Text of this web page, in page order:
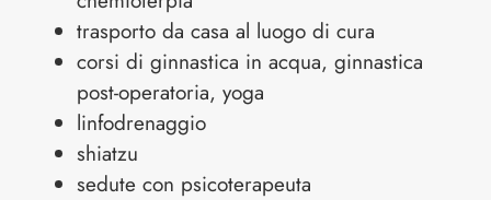
trasporto da casa al luogo di cura
corsi di ginnastica in acqua, ginnastica
post-operatoria, yoga
linfodrenaggio
shiatzu
sedute con psicoterapeuta